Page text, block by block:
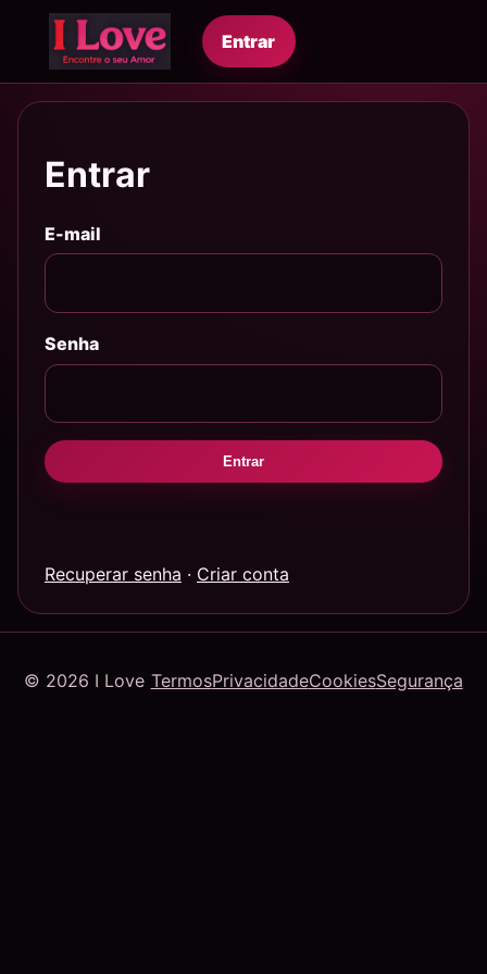
Entrar
Entrar
E-mail
Senha
Entrar
Recuperar senha · Criar conta
© 2026 I Love TermosPrivacidadeCookiesSegurança